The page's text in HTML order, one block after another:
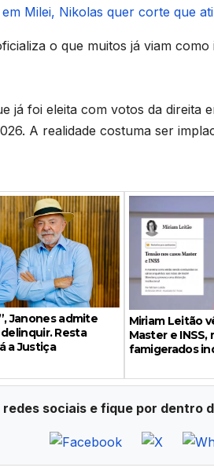
Milei, Nikolas quer corte que
o que muitos já viam
já foi eleita com votos da direita
A realidade costuma ser
Janones admite
Resta
a Justiça
Miriam Leitão
Master e INSS,
famigerados
redes sociais e fique por dentro